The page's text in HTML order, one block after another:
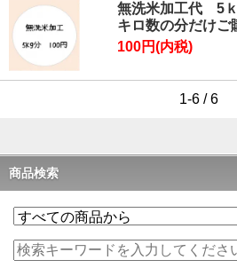
無洗米加工代
キロ数の分だけご
100円(内税)
1-6 / 6
商品検索